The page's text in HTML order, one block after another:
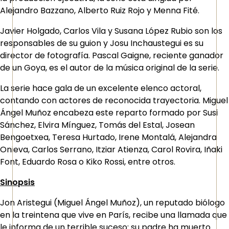
Alejandro Bazzano, Alberto Ruiz Rojo y Menna Fité.
Javier Holgado, Carlos Vila y Susana López Rubio son los
responsables de su guion y Josu Inchaustegui es su
director de fotografía. Pascal Gaigne, reciente ganador
de un Goya, es el autor de la música original de la serie.
La serie hace gala de un excelente elenco actoral,
contando con actores de reconocida trayectoria. Miguel
Ángel Muñoz encabeza este reparto formado por Susi
Sánchez, Elvira Mínguez, Tomás del Estal, Josean
Bengoetxea, Teresa Hurtado, Irene Montalá, Alejandra
Onieva, Carlos Serrano, Itziar Atienza, Carol Rovira, Iñaki
Font, Eduardo Rosa o Kiko Rossi, entre otros.
Sinopsis
Jon Aristegui (Miguel Ángel Muñoz), un reputado biólogo
en la treintena que vive en París, recibe una llamada que